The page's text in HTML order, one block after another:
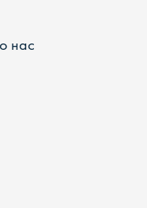
нас